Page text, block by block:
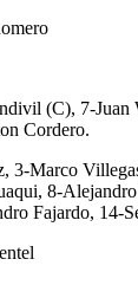
(C), 7-Juan
Cordero.
3-Marco
8-
Fajardo, 14-